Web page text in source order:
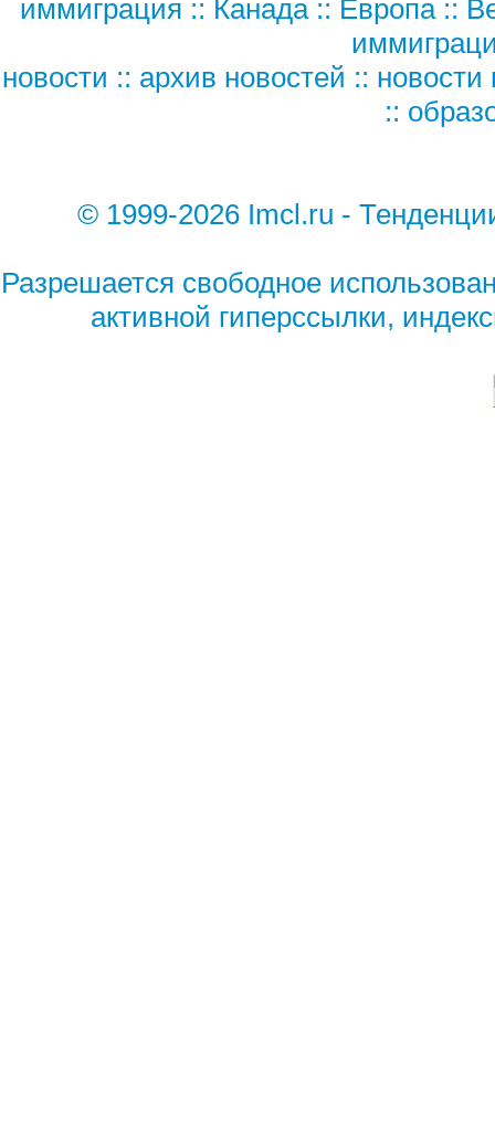
иммиграция :: Канада:: Европа::
новости :: архив новостей :: новости
::
© 1999-2026 Imcl.ru -
Разрешается свободное
активной гиперссылки,